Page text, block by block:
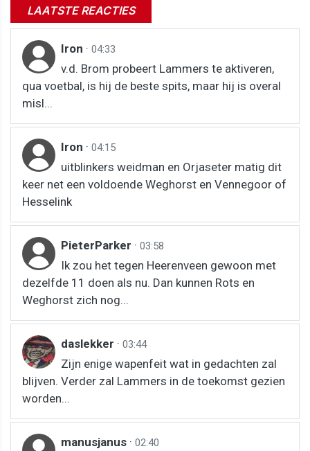
LAATSTE REACTIES
Iron · 04:33
v.d. Brom probeert Lammers te aktiveren,
qua voetbal, is hij de beste spits, maar hij is overal
misl...
Iron · 04:15
uitblinkers weidman en Orjaseter matig dit
keer net een voldoende Weghorst en Vennegoor of
Hesselink
PieterParker · 03:58
Ik zou het tegen Heerenveen gewoon met
dezelfde 11 doen als nu. Dan kunnen Rots en
Weghorst zich nog...
daslekker · 03:44
Zijn enige wapenfeit wat in gedachten zal
blijven. Verder zal Lammers in de toekomst gezien
worden...
manusjanus · 02:40